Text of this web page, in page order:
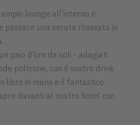
lounge all’interno e
passare una serata rilassata in
paio d’ore da soli - adagiati
poltrone, con il vostro drink
libro in mano e il fantastico
davanti al nostro hotel con